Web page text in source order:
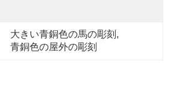
大きい青銅色の馬の彫刻 ,
青銅色の屋外の彫刻